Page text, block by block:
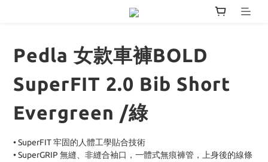
Pedla 女款車褲BOLD
SuperFIT 2.0 Bib Short
Evergreen /綠
• SuperFIT 牢固的人體工學貼合技術
• SuperGRIP 無縫、非縫合袖口，一體式無痕褲管，上身後的線條